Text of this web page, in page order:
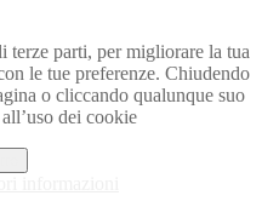
terze parti, per migliorare la tua
le tue preferenze. Chiudendo
o cliccando qualunque suo
dei cookie